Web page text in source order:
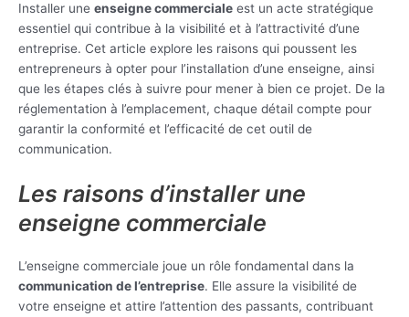
Installer une enseigne commerciale est un acte stratégique
essentiel qui contribue à la visibilité et à l’attractivité d’une
entreprise. Cet article explore les raisons qui poussent les
entrepreneurs à opter pour l’installation d’une enseigne, ainsi
que les étapes clés à suivre pour mener à bien ce projet. De la
réglementation à l’emplacement, chaque détail compte pour
garantir la conformité et l’efficacité de cet outil de
communication.
Les raisons d’installer une
enseigne commerciale
L’enseigne commerciale joue un rôle fondamental dans la
communication de l’entreprise. Elle assure la visibilité de
votre enseigne et attire l’attention des passants, contribuant